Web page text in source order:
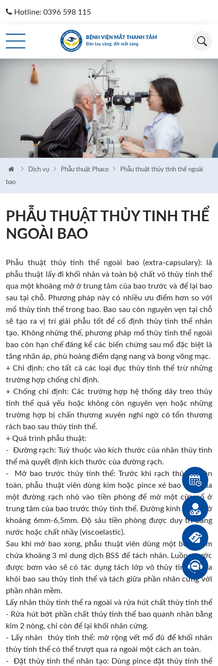
Hotline: 0396 598 115
Loading...
Dịch vụ Phẫu thuật Phaco
Phẫu thuật thủy tinh thể ngoài
bao
PHẪU THUẬT THỦY TINH THỂ
NGOÀI BAO
Phẫu thuật thủy tinh thể ngoài bao (extra-capsulary): là
phẫu thuật lấy đi khối nhân và toàn bộ chất vỏ thủy tinh thể
qua một khoảng mở ở trung tâm của bao trước và để lại bao
sau tại chỗ. Phương pháp này có nhiều ưu điểm hơn so với
mổ thủy tinh thể trong bao. Bao sau còn nguyên vẹn tại chỗ
sẽ tạo ra vị trí giải phẫu tốt để cố định thủy tinh thể nhân
tạo. Không những thế, phương pháp mổ thủy tinh thể ngoài
bao còn hạn chế đáng kể các biến chứng sau mổ đặc biệt là
tăng nhãn áp, phù hoàng điểm dạng nang và bong võng mạc.
+ Chỉ định: cho tất cả các loại đục thủy tinh thể trừ những
trường hợp chống chỉ định.
+ Chống chỉ định: Các trường hợp hệ thống dây treo thủy
tinh thể quá yếu hoặc không còn nguyên vẹn hoặc những
trường hợp bị chấn thương xuyên nghi ngờ có tổn thương
rách bao sau thủy tinh thể.
+ Quá trình phẫu thuật:
- Đường rạch: Tuỳ thuộc vào kích thước của nhân thủy tinh
thể mà quyết định kích thước của đường rạch.
- Mở bao trước thủy tinh thể: Trước khi rạch thủng hoàn
toàn, phẫu thuật viên dùng kim hoặc pince xé bao đưa qua
một đường rạch nhỏ vào tiền phòng để mở một cửa sổ ở
trung tâm của bao trước thủy tinh thể. Đường kính vòng mở
khoảng 6mm-6,5mm. Độ sâu tiền phòng được duy trì bằng
nước hoặc chất nhầy (viscoelastic).
Sau khi mở bao xong, phẫu thuật viên dùng một bơm tiêm
chứa khoảng 3 ml dung dịch BSS để tách nhân. Luồng nước
được bơm vào sẽ có tác dụng tách lớp vỏ thủy tinh thể ra
khỏi bao sau thủy tinh thể và tách giữa phần nhân cứng với
phần nhân mềm.
Lấy nhân thủy tinh thể ra ngoài và rửa hút chất thủy tinh thể
- Rửa hút bớt phần chất thủy tinh thể bao quanh nhân bằng
kim 2 nòng, chỉ còn để lại khối nhân cứng.
- Lấy nhân thủy tinh thể: mở rộng vết mổ đủ để khối nhân
thủy tinh thể có thể trượt qua ra ngoài một cách an toàn.
- Đặt thủy tinh thể nhân tạo: Dùng pince đặt thủy tinh thể